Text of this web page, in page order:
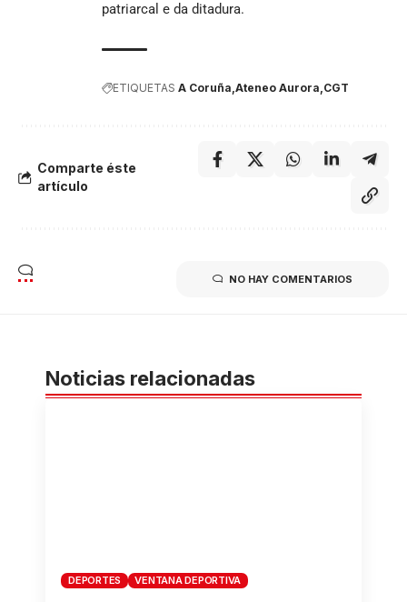
patriarcal e da ditadura.
ETIQUETAS A Coruña Ateneo Aurora CGT
Comparte éste
artículo
NO HAY COMENTARIOS
Noticias relacionadas
DEPORTES VENTANA DEPORTIVA